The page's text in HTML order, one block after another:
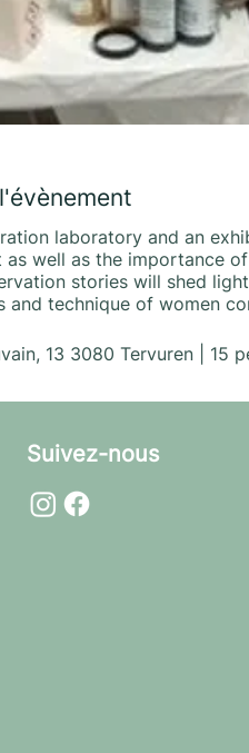
laboratory and an
well as the importance
stories will shed
and technique of women
13 3080 Tervuren | 15
Suivez-nous